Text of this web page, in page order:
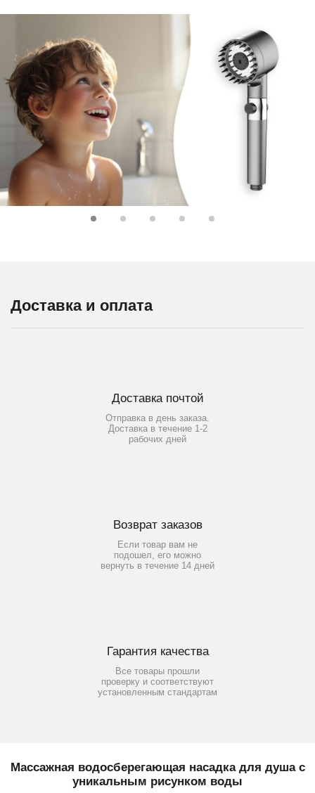
Доставка и оплата
Доставка почтой
Отправка в день заказа.
Доставка в течение 1-2
рабочих дней
Возврат заказов
Если товар вам не
подошел, его можно
вернуть в течение 14 дней
Гарантия качества
Все товары прошли
проверку и соответствуют
установленным стандартам
Массажная водосберегающая насадка для душа с
уникальным рисунком воды